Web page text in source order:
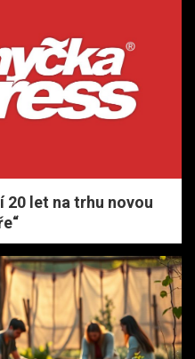
20 let na trhu novou